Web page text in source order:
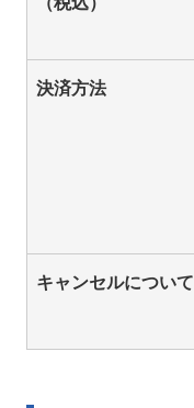
決済方法
キャンセルについて